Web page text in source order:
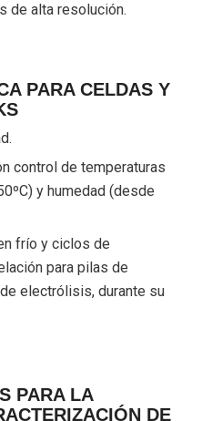
de alta resolución.
PARA CELDAS Y
control de temperaturas
y humedad (desde
frío y ciclos de
para pilas de
electrólisis, durante su
PARA LA
DE